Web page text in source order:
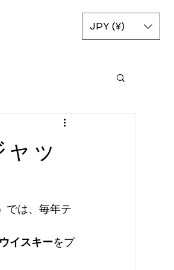
JPY (¥)
ッ
では、毎年テ
イスキーをプ